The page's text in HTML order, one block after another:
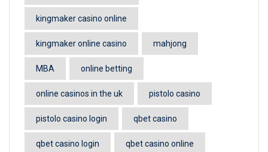
kingmaker casino online
kingmaker online casino mahjong
MBA online betting
online casinos in the uk pistolo casino
pistolo casino login qbet casino
qbet casino login qbet casino online